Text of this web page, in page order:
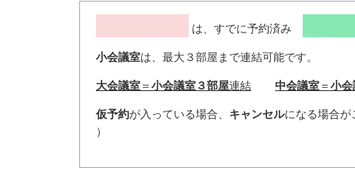
は、すでに予約済み
小会議室は、最大３部屋まで連結可能です。
大会議室＝小会議室３部屋連結 中会議室＝小
仮予約が入っている場合、 キャンセルになる場合
）